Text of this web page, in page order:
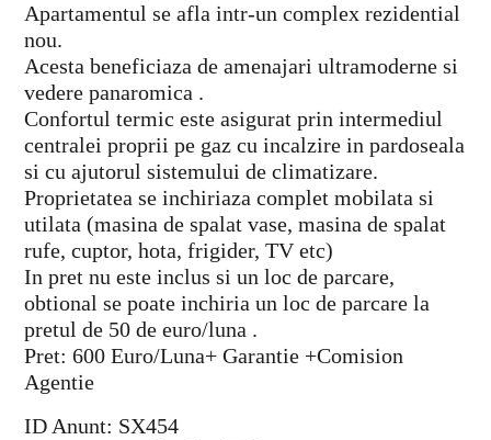
Apartamentul se afla intr-un complex rezidential
nou.
Acesta beneficiaza de amenajari ultramoderne si
vedere panaromica .
Confortul termic este asigurat prin intermediul
centralei proprii pe gaz cu incalzire in pardoseala
si cu ajutorul sistemului de climatizare.
Proprietatea se inchiriaza complet mobilata si
utilata (masina de spalat vase, masina de spalat
rufe, cuptor, hota, frigider, TV etc)
In pret nu este inclus si un loc de parcare,
obtional se poate inchiria un loc de parcare la
pretul de 50 de euro/luna .
Pret: 600 Euro/Luna+ Garantie +Comision
Agentie
ID Anunt: SX454